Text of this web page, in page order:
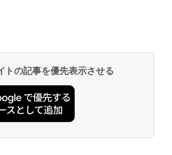
トの記事を優先表示させる